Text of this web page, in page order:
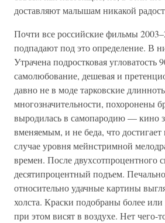
доставляют малышам никакой
Почти все российские фильмы
подпадают под это определение. В
Утрачена подростковая угловатость
самолюбование, дешевая и
давно не в моде тарковские
многозначительности, похоронены
выродилась в самопародию — кино
вменяемым, и не беда, что
случае уровня мейнстримной
времен. После двухсотпроцентного
десятипроцентный подъем.
относительно удачные картины
холста. Краски подобраны более
при этом висят в воздухе. Нет чего-